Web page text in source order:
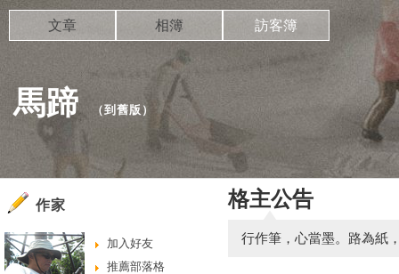
馬蹄（到舊版 ）
文章 相簿 訪客簿
格主公告
行作筆，心當墨。路為紙
作家
加入好友
推薦部落格